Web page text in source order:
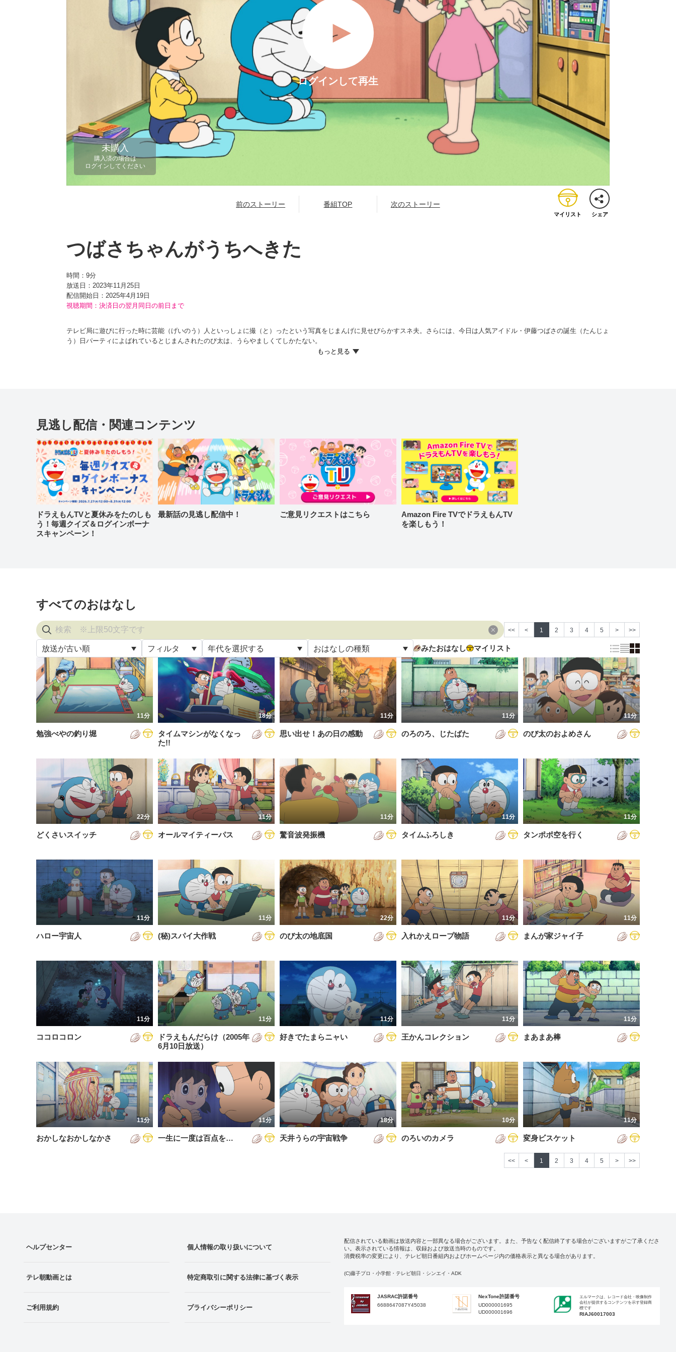
未購入
購入済の場合は
ログインしてください
ログインして再生
前のストーリー 番組TOP 次のストーリー
マイリスト シェア
つばさちゃんがうちへきた
時間： 9分
放送日：2023年11月25日
配信開始日： 2025年4月19日
視聴期間：決済日の翌月同日の前日まで
テレビ局に遊びに行った時に芸能（げいのう）人といっしょに撮（と）ったという写真をじまんげに見せびらかすスネ夫。さらには、今日は人気アイドル・伊藤つばさの誕生（たんじょ
う）日パーティによばれているとじまんされたのび太は、うらやましくてしかたない。
そんなのび太に泣きつかれたドラえもんは、本物を立体コピーして取りよせることができる『コピーとりよせ機』を取り出すと、さっそくつばさの立体コピーを作り出す。コピーには話
見逃し配信・関連コンテンツ
ドラえもんTVと夏休みをたのしも
う！毎週クイズ＆ログインボーナ
スキャンペーン！
最新話の見逃し配信中！ ご意見リクエストはこちら
Amazon Fire TVでドラえもんTV
を楽しもう！
すべてのおはなし
<< < 1 2 3 4 5 > >>
放送が古い順
放送が古い順
放送が新しい順
配信が古い順
配信が新しい順
あいうえお順(降順)
動画が長い順
動画が短い順
フィルタ
すべて
視聴済み
年代を選択する
すべて
2005年
2006年
2007年
2009年
2010年
2011年
2012年
2013年
2015年
2016年
2017年
2018年
2020年
2021年
2022年
2023年
2024年
2026年
おはなしの種類
すべて
通常回
誕生日スペシャル
みたおはなし マイリスト
11分
勉強べやの釣り堀
18分
タイムマシンがなくなっ
た!!
11分
思い出せ！あの日の感動
11分
のろのろ、じたばた
11分
のび太のおよめさん
22分
どくさいスイッチ
11分
オールマイティーパス
11分
驚音波発振機
11分
タイムふろしき
11分
タンポポ空を行く
11分
ハロー宇宙人
11分
(秘)スパイ大作戦
22分
のび太の地底国
11分
入れかえロープ物語
11分
まんが家ジャイ子
11分
ココロコロン
11分
ドラえもんだらけ（2005年
6月10日放送）
11分
好きでたまらニャい
11分
王かんコレクション
11分
まあまあ棒
11分
おかしなおかしなかさ
11分
一生に一度は百点を…
18分
天井うらの宇宙戦争
10分
のろいのカメラ
11分
変身ビスケット
<< < 1 2 3 4 5 > >>
ヘルプセンター
テレ朝動画とは
ご利用規約
個人情報の取り扱いについて
特定商取引に関する法律に基づく表示
プライバシーポリシー
配信されている動画は放送内容と一部異なる場合がございます。また、予告なく配信終了する場合がございますがご了承くださ
い。表示されている情報は、収録および放送当時のものです。
消費税率の変更により、テレビ朝日番組内およびホームページ内の価格表示と異なる場合があります。
(C)藤子プロ・小学館・テレビ朝日・シンエイ・ADK
JASRAC許諾番号
6688647087Y45038
NexTone許諾番号
UD000001695
UD000001696
エルマークは、レコード会社・映像制作
会社が提供するコンテンツを示す登録商
標です
RIAJ60017003